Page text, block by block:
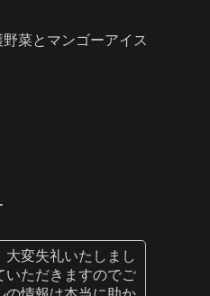
野菜とマンゴーアイス
大変失礼いたしまし
いただきますのでご